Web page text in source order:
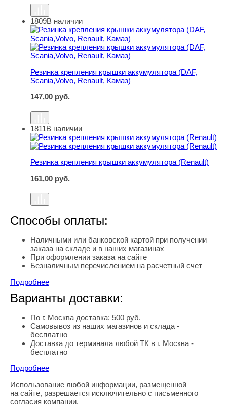
Резинка крепления крышки аккумулятора (DAF,
1809В наличии
Резинка крепления крышки аккумулятора (DAF,
Scania,Volvo, Renault, Камаз)
147,00 руб.
Резинка крепления крышки аккумулятора (Renault)
1811В наличии
Резинка крепления крышки аккумулятора (Renault)
161,00 руб.
Способы оплаты:
Наличными или банковской картой при получении
заказа на складе и в наших магазинах
При оформлении заказа на сайте
Безналичным перечислением на расчетный счет
Подробнее
Варианты доставки:
По г. Москва доставка: 500 руб.
Самовывоз из наших магазинов и склада -
бесплатно
Доставка до терминала любой ТК в г. Москва -
бесплатно
Подробнее
Правовая информация
Использование любой информации, размещенной
на сайте, разрешается исключительно с письменного
согласия компании.